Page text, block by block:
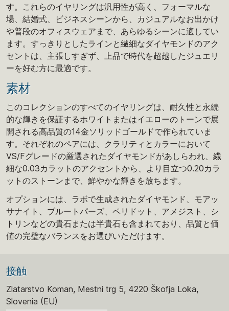
す。これらのイヤリングは汎用性が高く、フォーマルな
場、結婚式、ビジネスシーンから、カジュアルなお出かけ
や普段のオフィスウェアまで、あらゆるシーンに適してい
ます。すっきりとしたラインと繊細なダイヤモンドのアク
セントは、主張しすぎず、上品で時代を超越したジュエリ
ーを好む方に最適です。
素材
このコレクションのすべてのイヤリングは、耐久性と永続
的な輝きを保証するホワイトまたはイエローのトーンで展
開される高品質の14金ソリッドゴールドで作られていま
す。それぞれのペアには、クラリティとカラーにおいて
VS/Fグレードの厳選されたダイヤモンドがあしらわれ、繊
細な0.03カラットのアクセントから、より目立つ0.20カラ
ットのストーンまで、鮮やかな輝きを放ちます。
オプションには、ラボで生成されたダイヤモンド、モアッ
サナイト、ブルートパーズ、ペリドット、アメジスト、シ
トリンなどの貴石または半貴石も含まれており、品質と価
値の完璧なバランスをお選びいただけます。
接触
Zlatarstvo Koman, Mestni trg 5, 4220 Škofja Loka,
Slovenia (EU)